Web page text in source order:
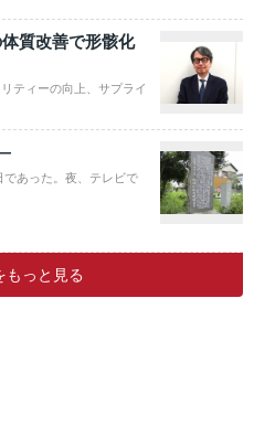
質改善で形骸化
ティーの向上、サプライ
であった。夜、テレビで
もっと見る